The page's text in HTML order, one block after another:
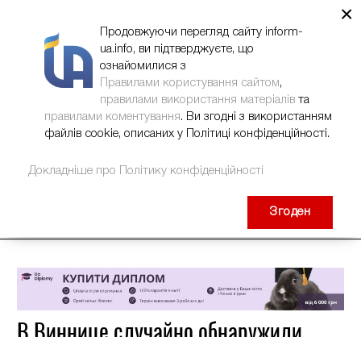
×
Продовжуючи перегляд сайту inform-
ua.info, ви підтверджуєте, що
ознайомилися з
Правилами користування сайтом,
правилами використання матеріалів та
правилами коментування. Ви згодні з використанням
файлів cookie, описаних у Політиці конфіденційності.
Докладніше про Політику конфіденційності
Згоден